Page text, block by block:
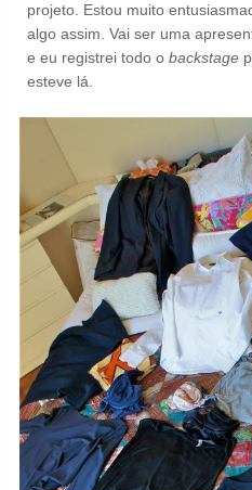
projeto. Estou muito
algo assim. Vai ser uma
e eu registrei todo o backstage
esteve lá.